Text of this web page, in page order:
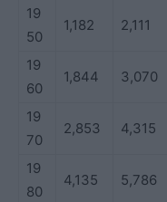
19
50
1,182 2,111
19
60
1,844 3,070
19
70
2,853 4,315
19
80
4,135 5,786